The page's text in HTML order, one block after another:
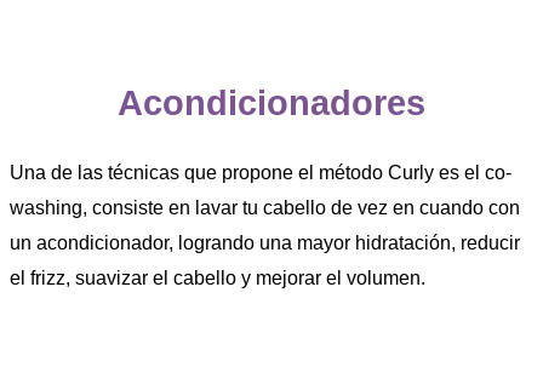
Acondicionadores
Una de las técnicas que propone el método Curly es el co-
washing, consiste en lavar tu cabello de vez en cuando con
un acondicionador, logrando una mayor hidratación, reducir
el frizz, suavizar el cabello y mejorar el volumen.